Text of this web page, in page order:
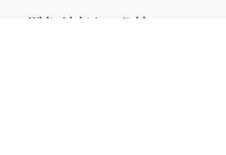
White Light Aura Gold